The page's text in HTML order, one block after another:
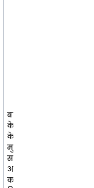
बहिर्विवाह
के नियमों
के संबंध मे-,
मुस्लिम
समुदाय इसे
अपने बहुत
करीबी